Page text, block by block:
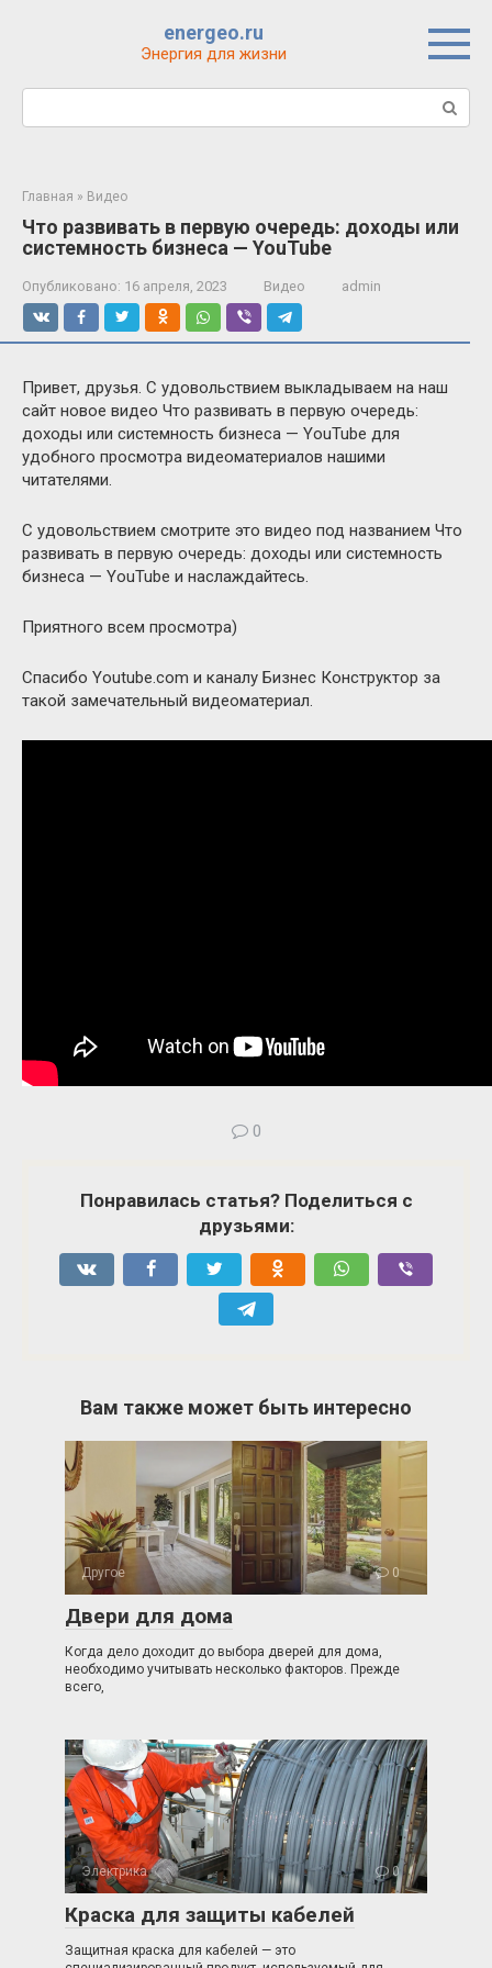
energeo.ru
Энергия для жизни
Поиск:
Главная » Видео
Что развивать в первую очередь: доходы или
системность бизнеса — YouTube
Опубликовано: 16 апреля, 2023 Видео admin
Привет, друзья. С удовольствием выкладываем на наш
сайт новое видео Что развивать в первую очередь:
доходы или системность бизнеса — YouTube для
удобного просмотра видеоматериалов нашими
читателями.
С удовольствием смотрите это видео под названием Что
развивать в первую очередь: доходы или системность
бизнеса — YouTube и наслаждайтесь.
Приятного всем просмотра)
Спасибо Youtube.com и каналу Бизнес Конструктор за
такой замечательный видеоматериал.
0
Понравилась статья? Поделиться с
друзьями:
Вам также может быть интересно
Другое 0
Двери для дома
Когда дело доходит до выбора дверей для дома,
необходимо учитывать несколько факторов. Прежде
всего,
Электрика 0
Краска для защиты кабелей
Защитная краска для кабелей — это